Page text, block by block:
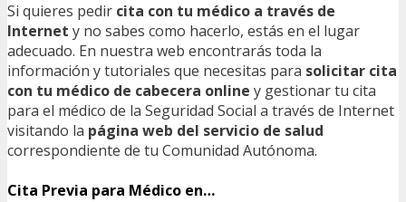
Si quieres pedir cita con tu médico a través de
Internet y no sabes como hacerlo, estás en el lugar
adecuado. En nuestra web encontrarás toda la
información y tutoriales que necesitas para solicitar cita
con tu médico de cabecera online y gestionar tu cita
para el médico de la Seguridad Social a través de Internet
visitando la página web del servicio de salud
correspondiente de tu Comunidad Autónoma.
Cita Previa para Médico en…